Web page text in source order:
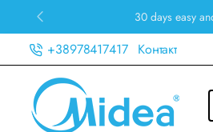
30 days easy
+38978417417 Контакт